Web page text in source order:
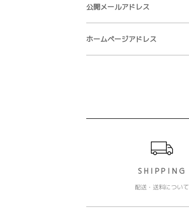
公開メールアドレス
ホームページアドレス
SHIPPING
配送・送料について